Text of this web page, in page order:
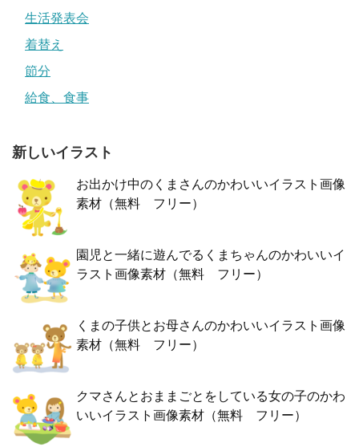
生活発表会
着替え
節分
給食、食事
新しいイラスト
お出かけ中のくまさんのかわいいイラスト画像
素材（無料 フリー）
園児と一緒に遊んでるくまちゃんのかわいいイ
ラスト画像素材（無料 フリー）
くまの子供とお母さんのかわいいイラスト画像
素材（無料 フリー）
クマさんとおままごとをしている女の子のかわ
いいイラスト画像素材（無料 フリー）